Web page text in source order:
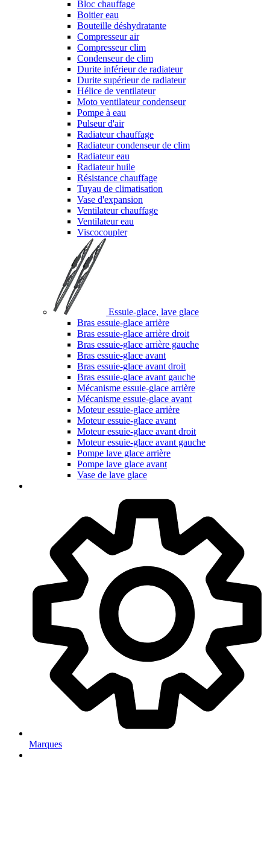
Bloc chauffage
Boitier eau
Bouteille déshydratante
Compresseur air
Compresseur clim
Condenseur de clim
Durite inférieur de radiateur
Durite supérieur de radiateur
Hélice de ventilateur
Moto ventilateur condenseur
Pompe à eau
Pulseur d'air
Radiateur chauffage
Radiateur condenseur de clim
Radiateur eau
Radiateur huile
Résistance chauffage
Tuyau de climatisation
Vase d'expansion
Ventilateur chauffage
Ventilateur eau
Viscocoupler
Essuie-glace, lave glace
Bras essuie-glace arrière
Bras essuie-glace arrière droit
Bras essuie-glace arrière gauche
Bras essuie-glace avant
Bras essuie-glace avant droit
Bras essuie-glace avant gauche
Mécanisme essuie-glace arrière
Mécanisme essuie-glace avant
Moteur essuie-glace arrière
Moteur essuie-glace avant
Moteur essuie-glace avant droit
Moteur essuie-glace avant gauche
Pompe lave glace arrière
Pompe lave glace avant
Vase de lave glace
Marques